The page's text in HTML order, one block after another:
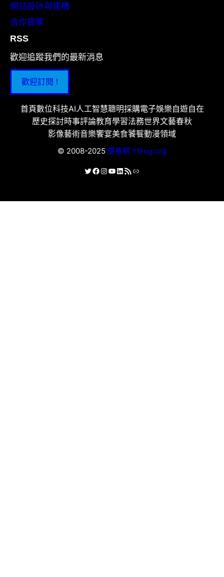
網站設計與建構
合作提案
RSS
歡迎追蹤我們的最新消息
歡迎訂閱 !
首頁數位科技AI人工智慧聰明採購電子娛樂自遊自在
歷史探討時事評論教育學習法務世界文藝春秋
影像藝術音樂饗宴美食饕餮動漫領域
© 2008-2025 優格網 Yblog.org
X Facebook
Instagram
YouTube
LinkedIn
RSS 資訊提供連結